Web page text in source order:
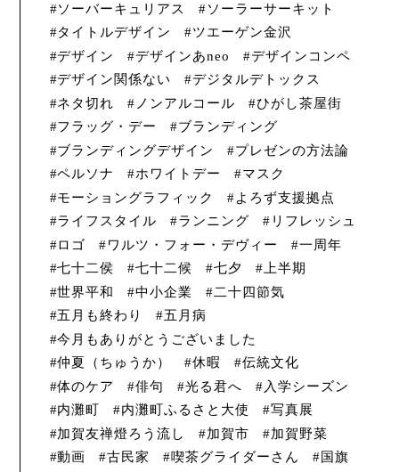
ソーバーキュリアス
ソーラーサーキット
タイトルデザイン
ツエーゲン金沢
デザイン
デザインあneo
デザインコンペ
デザイン関係ない
デジタルデトックス
ネタ切れ
ノンアルコール
ひがし茶屋街
フラッグ・デー
ブランディング
ブランディングデザイン
プレゼンの方法論
ペルソナ
ホワイトデー
マスク
モーショングラフィック
よろず支援拠点
ライフスタイル
ランニング
リフレッシュ
ロゴ
ワルツ・フォー・デヴィー
一周年
七十二侯
七十二候 七夕
上半期
世界平和
中小企業
二十四節気
五月も終わり
五月病
今月もありがとうございました
仲夏（ちゅうか）
休暇
伝統文化
体のケア
俳句 光る君へ
入学シーズン
内灘町
内灘町ふるさと大使
写真展
加賀友禅燈ろう流し
加賀市
加賀野菜
動画
古民家 喫茶グライダーさん
国旗